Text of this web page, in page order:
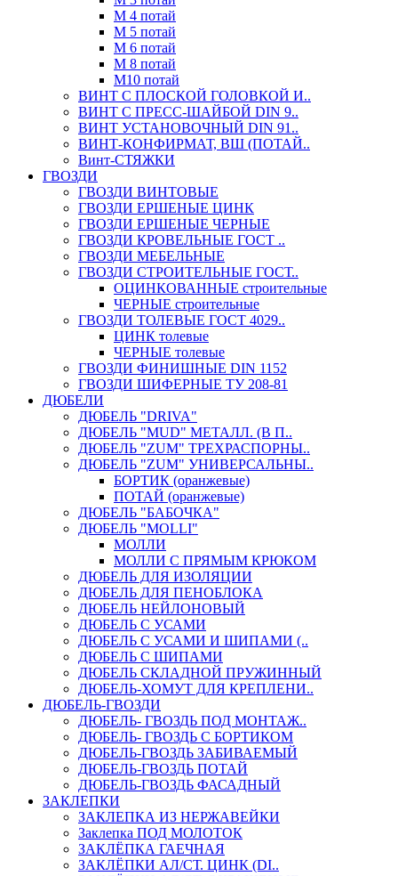
М 4 потай
М 5 потай
М 6 потай
М 8 потай
М10 потай
ВИНТ С ПЛОСКОЙ ГОЛОВКОЙ И..
ВИНТ С ПРЕСС-ШАЙБОЙ DIN 9..
ВИНТ УСТАНОВОЧНЫЙ DIN 91..
ВИНТ-КОНФИРМАТ, ВШ (ПОТАЙ..
Винт-СТЯЖКИ
ГВОЗДИ
ГВОЗДИ ВИНТОВЫЕ
ГВОЗДИ ЕРШЕНЫЕ ЦИНК
ГВОЗДИ ЕРШЕНЫЕ ЧЕРНЫЕ
ГВОЗДИ КРОВЕЛЬНЫЕ ГОСТ ..
ГВОЗДИ МЕБЕЛЬНЫЕ
ГВОЗДИ СТРОИТЕЛЬНЫЕ ГОСТ..
ОЦИНКОВАННЫЕ строительные
ЧЕРНЫЕ строительные
ГВОЗДИ ТОЛЕВЫЕ ГОСТ 4029..
ЦИНК толевые
ЧЕРНЫЕ толевые
ГВОЗДИ ФИНИШНЫЕ DIN 1152
ГВОЗДИ ШИФЕРНЫЕ ТУ 208-81
ДЮБЕЛИ
ДЮБЕЛЬ "DRIVA"
ДЮБЕЛЬ "MUD" МЕТАЛЛ. (В П..
ДЮБЕЛЬ "ZUM" ТРЕХРАСПОРНЫ..
ДЮБЕЛЬ "ZUM" УНИВЕРСАЛЬНЫ..
БОРТИК (оранжевые)
ПОТАЙ (оранжевые)
ДЮБЕЛЬ "БАБОЧКА"
ДЮБЕЛЬ "МOLLI"
МОЛЛИ
МОЛЛИ С ПРЯМЫМ КРЮКОМ
ДЮБЕЛЬ ДЛЯ ИЗОЛЯЦИИ
ДЮБЕЛЬ ДЛЯ ПЕНОБЛОКА
ДЮБЕЛЬ НЕЙЛОНОВЫЙ
ДЮБЕЛЬ С УСАМИ
ДЮБЕЛЬ С УСАМИ И ШИПАМИ (..
ДЮБЕЛЬ С ШИПАМИ
ДЮБЕЛЬ СКЛАДНОЙ ПРУЖИННЫЙ
ДЮБЕЛЬ-ХОМУТ ДЛЯ КРЕПЛЕНИ..
ДЮБЕЛЬ-ГВОЗДИ
ДЮБЕЛЬ- ГВОЗДЬ ПОД МОНТАЖ..
ДЮБЕЛЬ- ГВОЗДЬ С БОРТИКОМ
ДЮБЕЛЬ-ГВОЗДЬ ЗАБИВАЕМЫЙ
ДЮБЕЛЬ-ГВОЗДЬ ПОТАЙ
ДЮБЕЛЬ-ГВОЗДЬ ФАСАДНЫЙ
ЗАКЛЕПКИ
ЗАКЛЕПКА ИЗ НЕРЖАВЕЙКИ
Заклепка ПОД МОЛОТОК
ЗАКЛЁПКА ГАЕЧНАЯ
ЗАКЛЁПКИ АЛ/СТ. ЦИНК (DI..